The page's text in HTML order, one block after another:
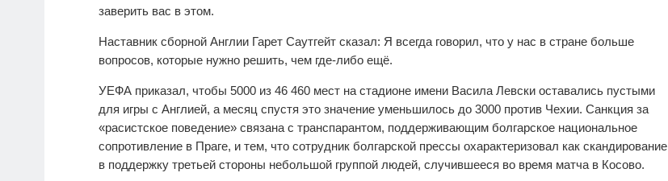
заверить вас в этом.
Наставник сборной Англии Гарет Саутгейт сказал: Я всегда говорил, что у нас в стране больше
вопросов, которые нужно решить, чем где-либо ещё.
УЕФА приказал, чтобы 5000 из 46 460 мест на стадионе имени Васила Левски оставались пустыми
для игры с Англией, а месяц спустя это значение уменьшилось до 3000 против Чехии. Санкция за
«расистское поведение» связана с транспарантом, поддерживающим болгарское национальное
сопротивление в Праге, и тем, что сотрудник болгарской прессы охарактеризовал как скандирование
в поддержку третьей стороны небольшой группой людей, случившееся во время матча в Косово.